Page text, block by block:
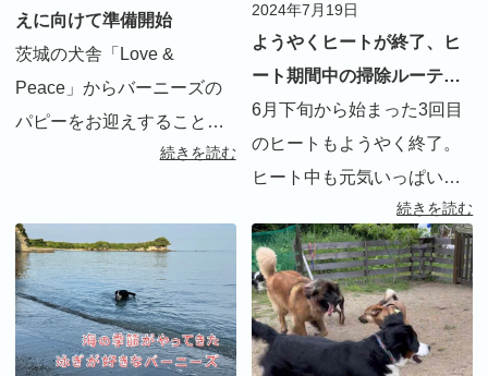
えに向けて準備開始
茨城の犬舎「Love &
Peace」からバーニーズの
パピーをお迎えすることが
決まりました。3歳半になる
お迎え準備を開始しまし
た。 ※お迎えの時の様子は
インスタグラムをご覧くだ
さい。 サー […]
続きを読む
2024年7月19日
ようやくヒートが終了、ヒ
ート期間中の掃除ルーティ
ーンを振り返り
6月下旬から始まった3回目
のヒートもようやく終了。
ヒート中も元気いっぱい
で、飛び散った血の掃除が
大変！我が家の掃除ルーテ
ィーンを紹介します。
続きを読む